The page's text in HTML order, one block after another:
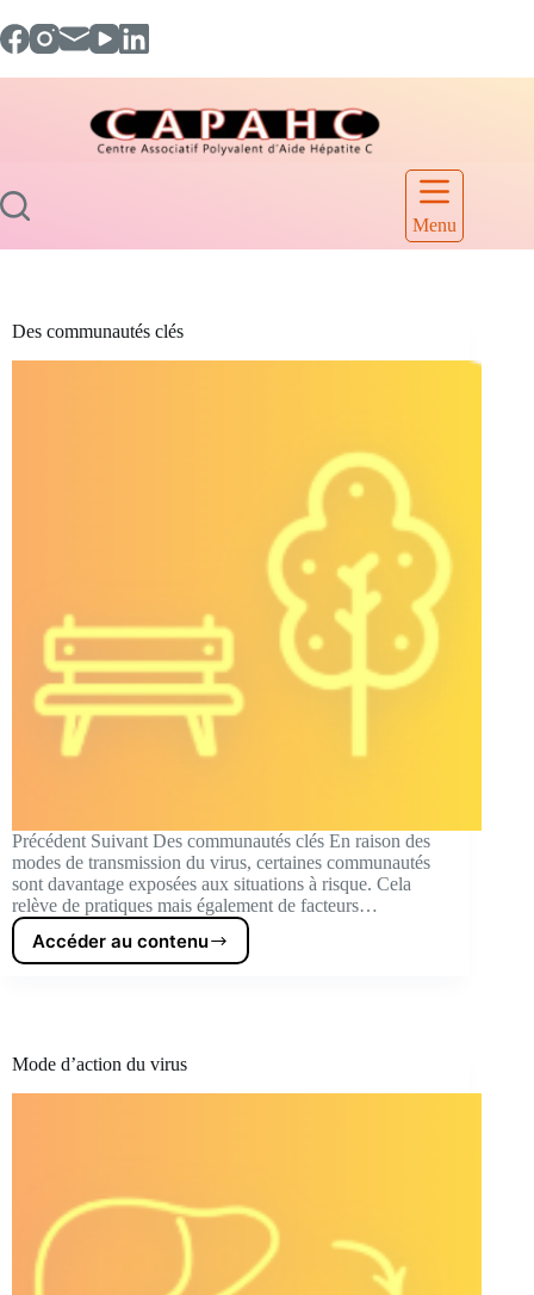
au
contenu
Menu
Des communautés clés
Précédent Suivant Des communautés clés En raison des
modes de transmission du virus, certaines communautés
sont davantage exposées aux situations à risque. Cela
relève de pratiques mais également de facteurs…
Accéder au contenu
Des
Mode d’action du virus